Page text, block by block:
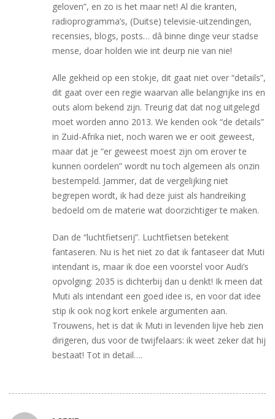
geloven”, en zo is het maar net! Al die kranten,
radioprogramma’s, (Duitse) televisie-uitzendingen,
recensies, blogs, posts… dâ binne dinge veur stadse
mense, doar holden wie int deurp nie van nie!
Alle gekheid op een stokje, dit gaat niet over “details”,
dit gaat over een regie waarvan alle belangrijke ins en
outs alom bekend zijn. Treurig dat dat nog uitgelegd
moet worden anno 2013. We kenden ook “de details”
in Zuid-Afrika niet, noch waren we er ooit geweest,
maar dat je “er geweest moest zijn om erover te
kunnen oordelen” wordt nu toch algemeen als onzin
bestempeld. Jammer, dat de vergelijking niet
begrepen wordt, ik had deze juist als handreiking
bedoeld om de materie wat doorzichtiger te maken.
Dan de “luchtfietserij”. Luchtfietsen betekent
fantaseren. Nu is het niet zo dat ik fantaseer dat Muti
intendant is, maar ik doe een voorstel voor Audi’s
opvolging: 2035 is dichterbij dan u denkt! Ik meen dat
Muti als intendant een goed idee is, en voor dat idee
stip ik ook nog kort enkele argumenten aan.
Trouwens, het is dat ik Muti in levenden lijve heb zien
dirigeren, dus voor de twijfelaars: ik weet zeker dat hij
bestaat! Tot in detail….